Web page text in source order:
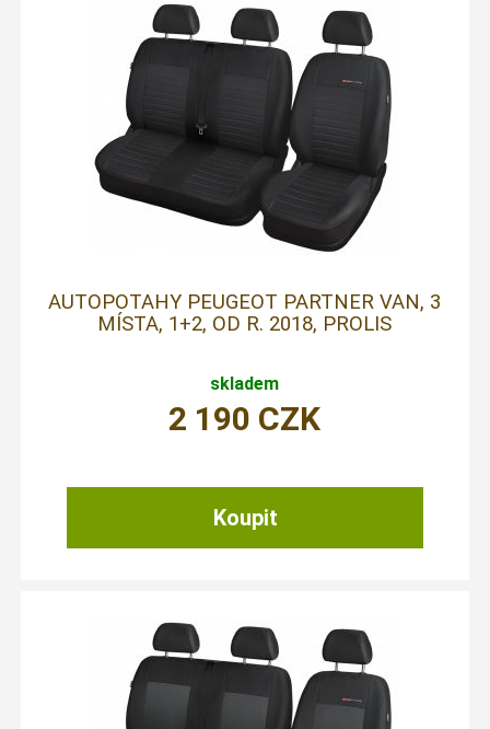
AUTOPOTAHY PEUGEOT PARTNER VAN, 3
MÍSTA, 1+2, OD R. 2018, PROLIS
skladem
2 190 CZK